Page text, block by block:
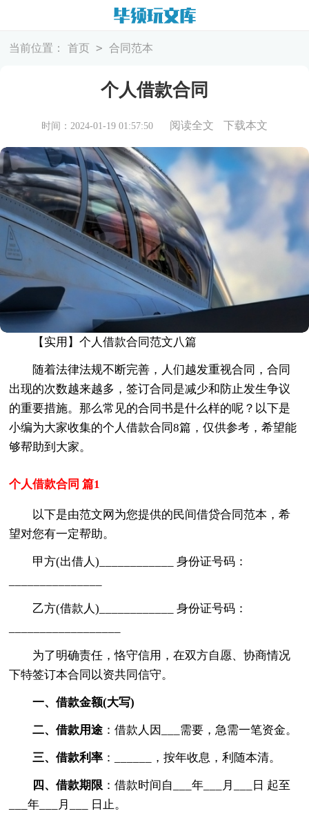
当前位置： 首页 > 合同范本
个人借款合同
时间：2024-01-19 01:57:50 阅读全文 下载本文
【实用】个人借款合同范文八篇
随着法律法规不断完善，人们越发重视合同，合同
出现的次数越来越多，签订合同是减少和防止发生争议
的重要措施。那么常见的合同书是什么样的呢？以下是
小编为大家收集的个人借款合同8篇，仅供参考，希望能
够帮助到大家。
个人借款合同 篇1
以下是由范文网为您提供的民间借贷合同范本，希
望对您有一定帮助。
甲方(出借人)____________ 身份证号码：
乙方(借款人)____________ 身份证号码：
为了明确责任，恪守信用，在双方自愿、协商情况
下特签订本合同以资共同信守。
一、借款金额(大写)
二、借款用途 ：借款人因___需要，急需一笔资金。
三、借款利率 ：______，按年收息，利随本清。
四、借款期限 ：借款时间自___年___月___日 起至
___年___月___ 日止。